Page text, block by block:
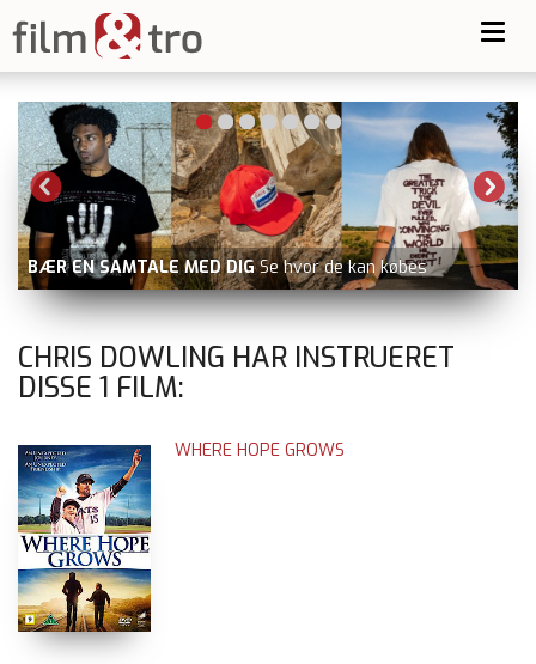
BÆR EN SAMTALE MED DIG Se hvor de kan købes
CHRIS DOWLING HAR INSTRUERET
DISSE 1 FILM:
WHERE HOPE GROWS